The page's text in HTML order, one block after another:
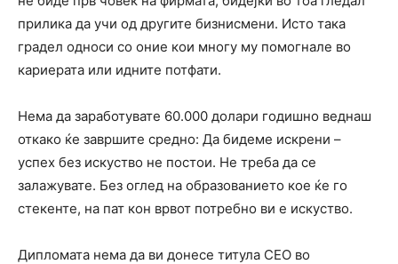
прилика да учи од другите бизнисмени. Исто така
градел односи со оние кои многу му помогнале во
кариерата или идните потфати.
Нема да заработувате 60.000 долари годишно веднаш
откако ќе завршите средно: Да бидеме искрени –
успех без искуство не постои. Не треба да се
залажувате. Без оглед на образованието кое ќе го
стекенте, на пат кон врвот потребно ви е искуство.
Дипломата нема да ви донесе титула CEO во